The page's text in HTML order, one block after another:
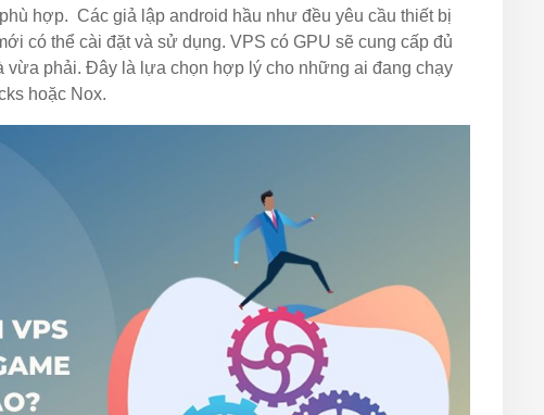
hợp. Các giả lập android hầu như đều yêu cầu thiết bị
có thể cài đặt và sử dụng. VPS có GPU sẽ cung cấp đủ
vừa phải. Đây là lựa chọn hợp lý cho những ai đang chạy
hoặc Nox.